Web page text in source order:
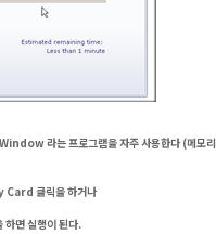
라는 프로그램을 자주 사용한다 (메모리
클릭을 하거나
실행이 된다.